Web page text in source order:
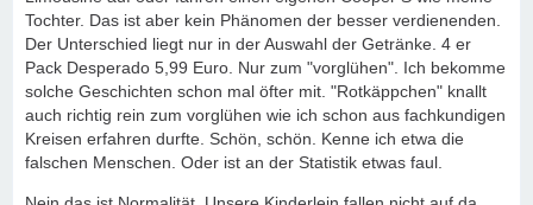
Tochter. Das ist aber kein Phänomen der besser verdienenden.
Der Unterschied liegt nur in der Auswahl der Getränke. 4 er
Pack Desperado 5,99 Euro. Nur zum "vorglühen". Ich bekomme
solche Geschichten schon mal öfter mit. "Rotkäppchen" knallt
auch richtig rein zum vorglühen wie ich schon aus fachkundigen
Kreisen erfahren durfte. Schön, schön. Kenne ich etwa die
falschen Menschen. Oder ist an der Statistik etwas faul.